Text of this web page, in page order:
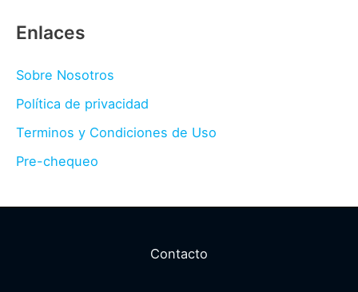
Enlaces
Sobre Nosotros
Política de privacidad
Terminos y Condiciones de Uso
Pre-chequeo
Contacto